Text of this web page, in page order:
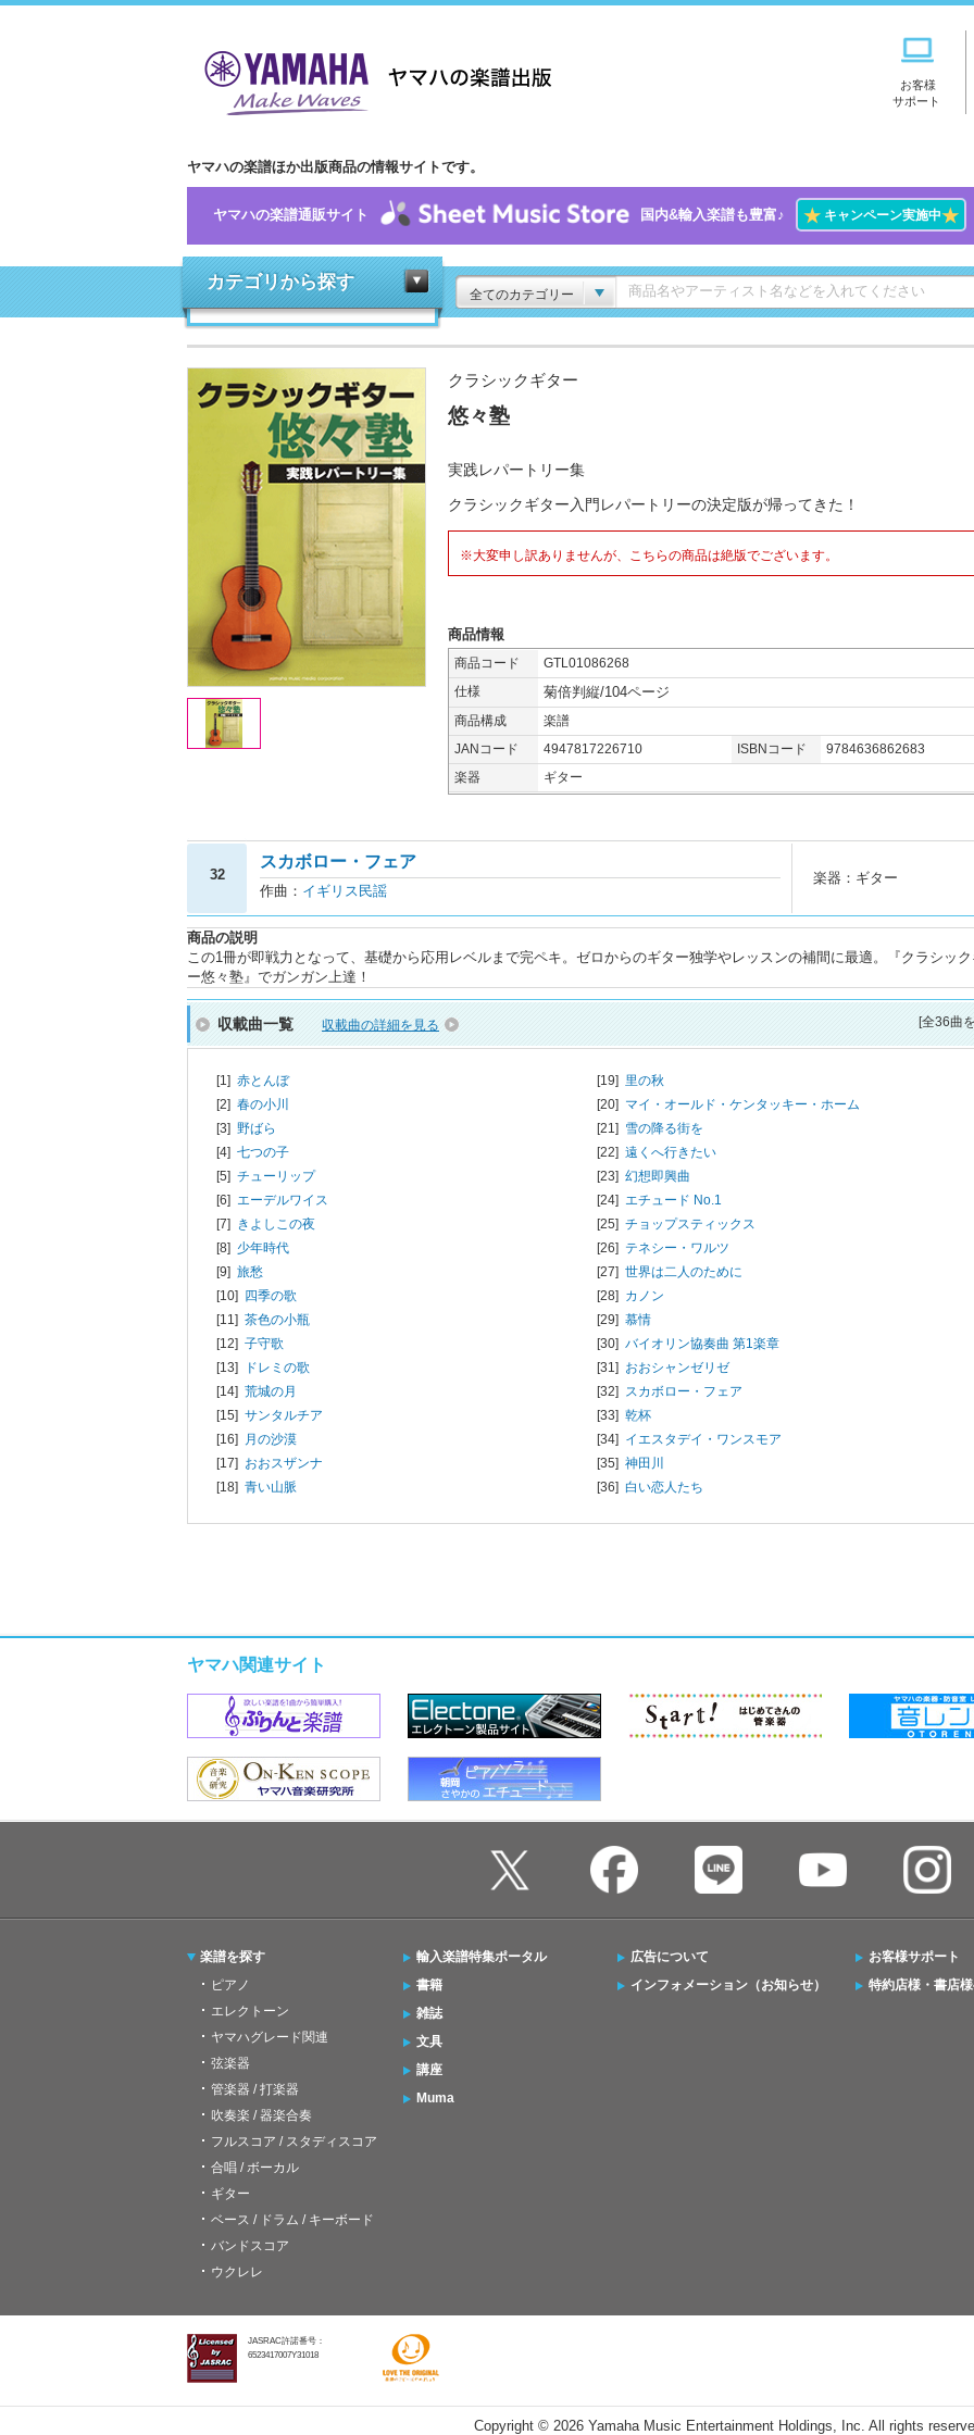
お客様
サポート
ヤマハの楽譜ほか出版商品の情報サイトです。
ヤマハの楽譜通販サイト 国内&輸入楽譜も豊富♪ ★キャンペーン実施中★
カテゴリから探す
全てのカテゴリー
クラシックギター
悠々塾
実践レパートリー集
クラシックギター入門レパートリーの決定版が帰ってきた！
※大変申し訳ありませんが、こちらの商品は絶版でございます。
商品情報
商品コード
GTL01086268
仕様
菊倍判縦/104ページ
商品構成
楽譜
JANコード
4947817226710 ISBNコード
9784636862683
楽器
ギター
32
スカボロー・フェア
作曲： イギリス民謡
楽器：ギター
商品の説明
この1冊が即戦力となって、基礎から応用レベルまで完ペキ。ゼロからのギター独学やレッスンの補間に最適。『クラシッ
ー悠々塾』でガンガン上達！
収載曲一覧 収載曲の詳細を見る [全36曲
[1] 赤とんぼ
[2] 春の小川
[3] 野ばら
[4] 七つの子
[5] チューリップ
[6] エーデルワイス
[7] きよしこの夜
[8] 少年時代
[9] 旅愁
[10] 四季の歌
[11] 茶色の小瓶
[12] 子守歌
[13]
ドレミの歌
[14] 荒城の月
[15] サンタルチア
[16] 月の沙漠
[17] おおスザンナ
[18] 青い山脈
[19] 里の秋
[20] マイ・オールド・ケンタッキー・ホーム
[21] 雪の降る街を
[22] 遠くへ行きたい
[23] 幻想即興曲
[24] エチュード No.1
[25] チョップスティックス
[26] テネシー・ワルツ
[27] 世界は二人のために
[28] カノン
[29] 慕情
[30] バイオリン協奏曲 第1楽章
[31] おおシャンゼリゼ
[32] スカボロー・フェア
[33] 乾杯
[34] イエスタデイ・ワンスモア
[35] 神田川
[36] 白い恋人たち
ヤマハ関連サイト
楽譜を探す
ピアノ
エレクトーン
ヤマハグレード関連
弦楽器
管楽器 / 打楽器
吹奏楽 / 器楽合奏
フルスコア / スタディスコア
合唱 / ボーカル
ギター
ベース / ドラム / キーボード
バンドスコア
ウクレレ
輸入楽譜特集ポータル
書籍
雑誌
文具
講座
Muma
広告について
インフォメーション（お知らせ）
お客様サポート
特約店様・書店
JASRAC許諾番号：
6523417007Y31018
Copyright © 2026 Yamaha Music Entertainment Holdings, Inc. All rights